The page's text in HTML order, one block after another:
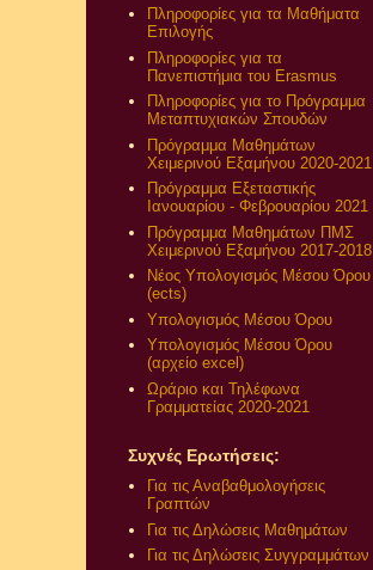
Πληροφορίες για τα Μαθήματα
Επιλογής
Πληροφορίες για τα
Πανεπιστήμια του Erasmus
Πληροφορίες για το Πρόγραμμα
Μεταπτυχιακών Σπουδών
Πρόγραμμα Μαθημάτων
Χειμερινού Εξαμήνου 2020-2021
Πρόγραμμα Εξεταστικής
Ιανουαρίου - Φεβρουαρίου 2021
Πρόγραμμα Μαθημάτων ΠΜΣ
Χειμερινού Εξαμήνου 2017-2018
Νέος Υπολογισμός Μέσου Όρου
(ects)
Υπολογισμός Μέσου Όρου
Υπολογισμός Μέσου Όρου
(αρχείο excel)
Ωράριο και Τηλέφωνα
Γραμματείας 2020-2021
Συχνές Ερωτήσεις:
Για τις Αναβαθμολογήσεις
Γραπτών
Για τις Δηλώσεις Μαθημάτων
Για τις Δηλώσεις Συγγραμμάτων